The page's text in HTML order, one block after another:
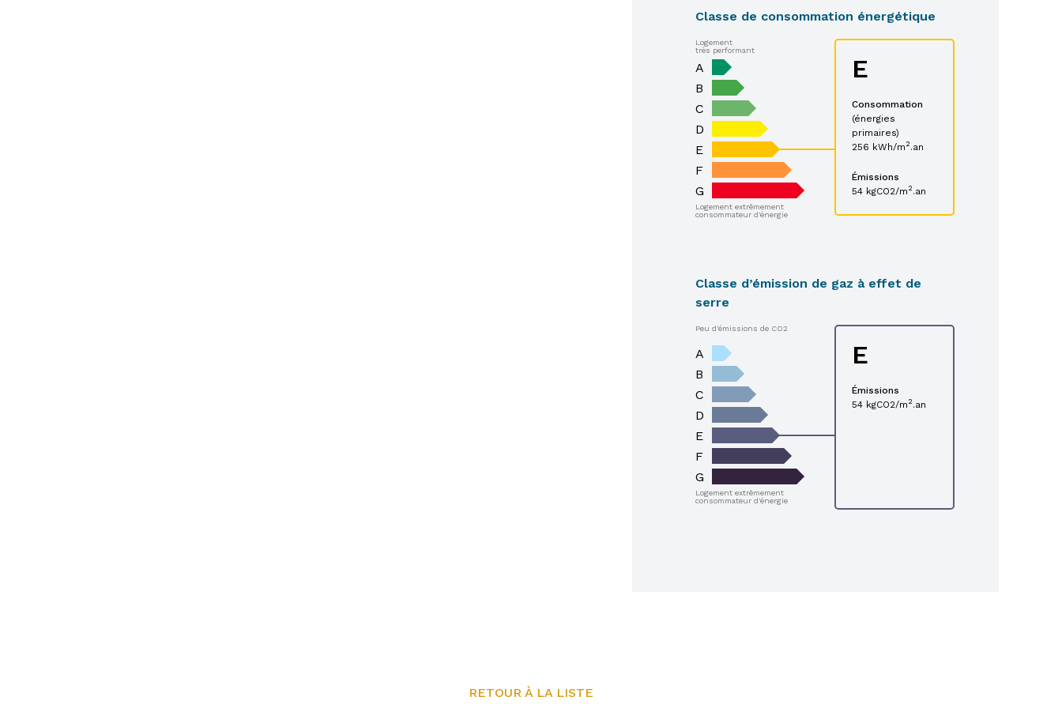
Classe de consommation énergétique
Logement
très performant
A
B
C
D
E
F
G
Logement extrêmement
consommateur d'énergie
E
Consommation
(énergies
primaires)
256 kWh/m 2 .an
Émissions
54 kgCO2/m 2 .an
Classe d’émission de gaz à effet de
serre
Peu d'émissions de CO2
A
B
C
D
E
F
G
Logement extrêmement
consommateur d'énergie
E
Émissions
54 kgCO2/m 2 .an
RETOUR À LA LISTE